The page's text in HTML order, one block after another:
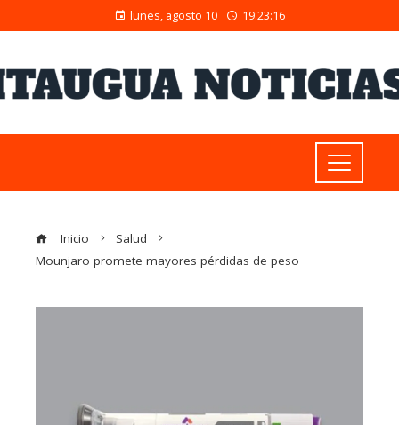
lunes, agosto 10 19:23:17
Inicio
Salud
Mounjaro promete mayores pérdidas de peso